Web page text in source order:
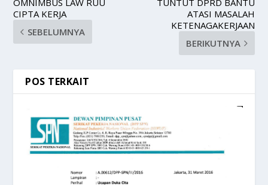
OMNIMBUS LAW RUU
CIPTA KERJA
SEBELUMNYA
TUNTUT DPRD BANTU
ATASI MASALAH
KETENAGAKERJAAN
BERIKUTNYA
POS TERKAIT